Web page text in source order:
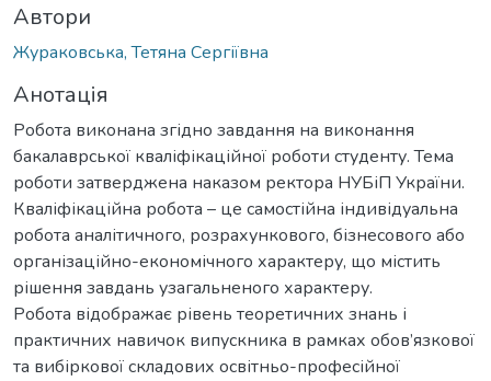
Автори
Жураковська, Тетяна Сергіївна
Анотація
Робота виконана згідно завдання на виконання
бакалаврської кваліфікаційної роботи студенту. Тема
роботи затверджена наказом ректора НУБіП України.
Кваліфікаційна робота – це самостійна індивідуальна
робота аналітичного, розрахункового, бізнесового або
організаційно-економічного характеру, що містить
рішення завдань узагальненого характеру.
Робота відображає рівень теоретичних знань і
практичних навичок випускника в рамках обов’язкової
та вибіркової складових освітньо-професійної